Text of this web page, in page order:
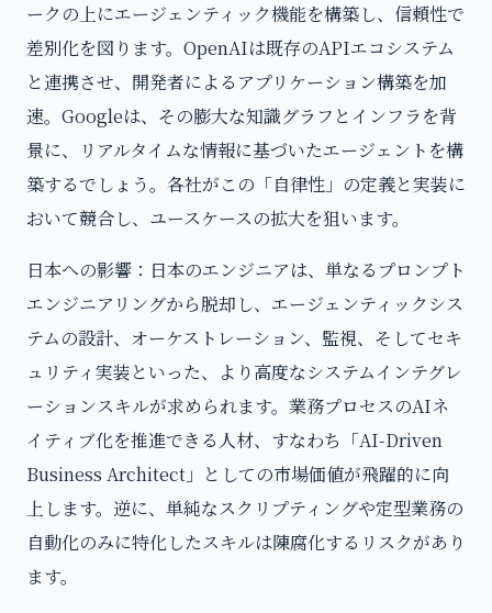
ークの上にエージェンティック機能を構築し、信頼性で
差別化を図ります。OpenAIは既存のAPIエコシステム
と連携させ、開発者によるアプリケーション構築を加
速。Googleは、その膨大な知識グラフとインフラを背
景に、リアルタイムな情報に基づいたエージェントを構
築するでしょう。各社がこの「自律性」の定義と実装に
おいて競合し、ユースケースの拡大を狙います。
日本への影響：日本のエンジニアは、単なるプロンプト
エンジニアリングから脱却し、エージェンティックシス
テムの設計、オーケストレーション、監視、そしてセキ
ュリティ実装といった、より高度なシステムインテグレ
ーションスキルが求められます。業務プロセスのAIネ
イティブ化を推進できる人材、すなわち「AI-Driven
Business Architect」としての市場価値が飛躍的に向
上します。逆に、単純なスクリプティングや定型業務の
自動化のみに特化したスキルは陳腐化するリスクがあり
ます。